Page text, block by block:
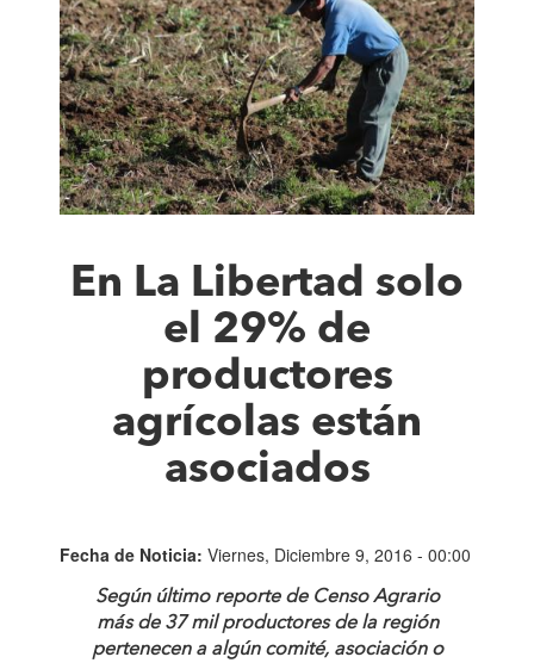
En La Libertad solo
el 29% de
productores
agrícolas están
asociados
Fecha de Noticia: Viernes, Diciembre 9, 2016 - 00:00
Según último reporte de Censo Agrario
más de 37 mil productores de la región
pertenecen a algún comité, asociación o